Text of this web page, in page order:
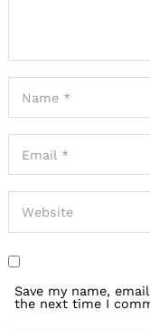
Save my name,
the next time I